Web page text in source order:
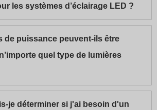
les systèmes d’éclairage LED ?
de puissance peuvent-ils être
quel type de lumières
je déterminer si j'ai besoin d'un